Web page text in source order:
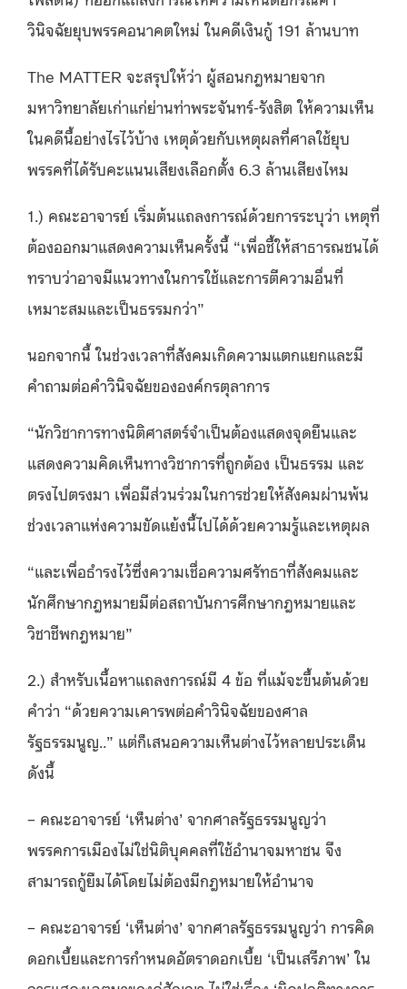
วินิจฉัยยุบพรรคอนาคตใหม่ ในคดีเงินกู้ 191 ล้านบาท
The MATTER จะสรุปให้ว่า ผู้สอนกฎหมายจาก
มหาวิทยาลัยเก่าแก่ย่านท่าพระจันทร์-รังสิต ให้ความเห็น
ในคดีนี้อย่างไรไว้บ้าง เหตุด้วยกับเหตุผลที่ศาลใช้ยุบ
พรรคที่ได้รับคะแนนเสียงเลือกตั้ง 6.3 ล้านเสียงไหม
1.) คณะอาจารย์ เริ่มต้นแถลงการณ์ด้วยการระบุว่า เหตุที่
ต้องออกมาแสดงความเห็นครั้งนี้ “เพื่อชี้ให้สาธารณชนได้
ทราบว่าอาจมีแนวทางในการใช้และการตีความอื่นที่
เหมาะสมและเป็นธรรมกว่า”
นอกจากนี้ ในช่วงเวลาที่สังคมเกิดความแตกแยกและมี
คำถามต่อคำวินิจฉัยขององค์กรตุลาการ
“นักวิชาการทางนิติศาสตร์จำเป็นต้องแสดงจุดยืนและ
แสดงความคิดเห็นทางวิชาการที่ถูกต้อง เป็นธรรม และ
ตรงไปตรงมา เพื่อมีส่วนร่วมในการช่วยให้สังคมผ่านพ้น
ช่วงเวลาแห่งความขัดแย้งนี้ไปได้ด้วยความรู้และเหตุผล
“และเพื่อธำรงไว้ซึ่งความเชื่อความศรัทธาที่สังคมและ
นักศึกษากฎหมายมีต่อสถาบันการศึกษากฎหมายและ
วิชาชีพกฎหมาย”
2.) สำหรับเนื้อหาแถลงการณ์มี 4 ข้อ ที่แม้จะขึ้นต้นด้วย
คำว่า “ด้วยความเคารพต่อคำวินิจฉัยของศาล
รัฐธรรมนูญ..” แต่ก็เสนอความเห็นต่างไว้หลายประเด็น
ดังนี้
– คณะอาจารย์ ‘เห็นต่าง’ จากศาลรัฐธรรมนูญว่า
พรรคการเมืองไม่ใช่นิติบุคคลที่ใช้อำนาจมหาชน จึง
สามารถกู้ยืมได้โดยไม่ต้องมีกฎหมายให้อำนาจ
– คณะอาจารย์ ‘เห็นต่าง’ จากศาลรัฐธรรมนูญว่า การคิด
ดอกเบี้ยและการกำหนดอัตราดอกเบี้ย ‘เป็นเสรีภาพ’ ใน